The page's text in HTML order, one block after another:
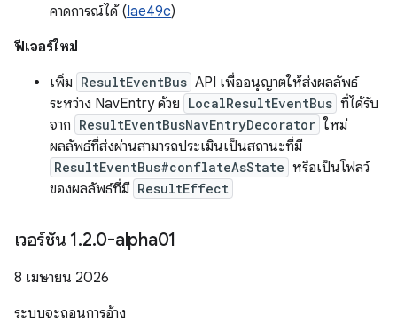
คาดการณ์ได้ (Iae49c)
ฟีเจอร์ใหม่
เพิ่ม ResultEventBus API เพื่ออนุญาตให้ส่งผลลัพธ์
ระหว่าง NavEntry ด้วย LocalResultEventBus ที่ได้รับ
จาก ResultEventBusNavEntryDecorator ใหม่
ผลลัพธ์ที่ส่งผ่านสามารถประเมินเป็นสถานะที่มี
ResultEventBus#conflateAsState หรือเป็นโฟลว์
ของผลลัพธ์ที่มี ResultEffect
เวอร์ชัน 1.2.0-alpha01
8 เมษายน 2026
ระบบจะถอนการอ้าง